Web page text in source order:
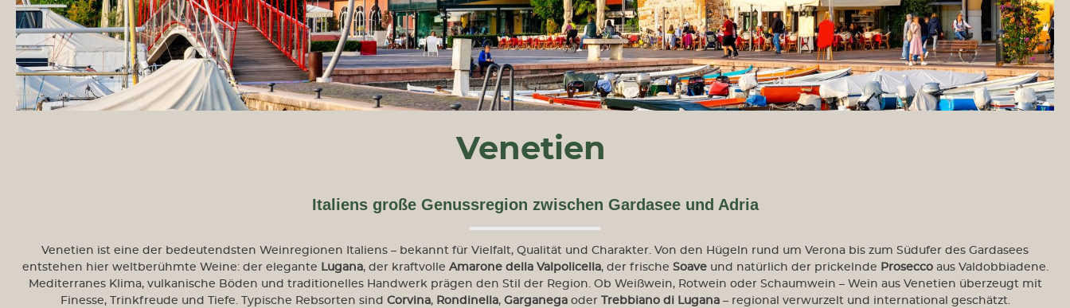
Apulien
San Marzano
Terrecarsiche1939
Emilia-Romagna
Zanasi
Marken
Tre Castelli
Piemont
Venetien
Italiens große Genussregion zwischen Gardasee und Adria
Venetien ist eine der bedeutendsten Weinregionen Italiens – bekannt für Vielfalt, Qualität und Charakter. Von den Hügeln rund um Verona bis zum Südufer des Gardasees
entstehen hier weltberühmte Weine: der elegante Lugana, der kraftvolle Amarone della Valpolicella, der frische Soaveund natürlich der prickelnde Proseccoaus Valdobbiadene.
Mediterranes Klima, vulkanische Böden und traditionelles Handwerk prägen den Stil der Region. Ob Weißwein, Rotwein oder Schaumwein – Wein aus Venetien überzeugt mit
Finesse, Trinkfreude und Tiefe. Typische Rebsorten sind Corvina, Rondinella, Garganegaoder Trebbiano di Lugana– regional verwurzelt und international geschätzt.